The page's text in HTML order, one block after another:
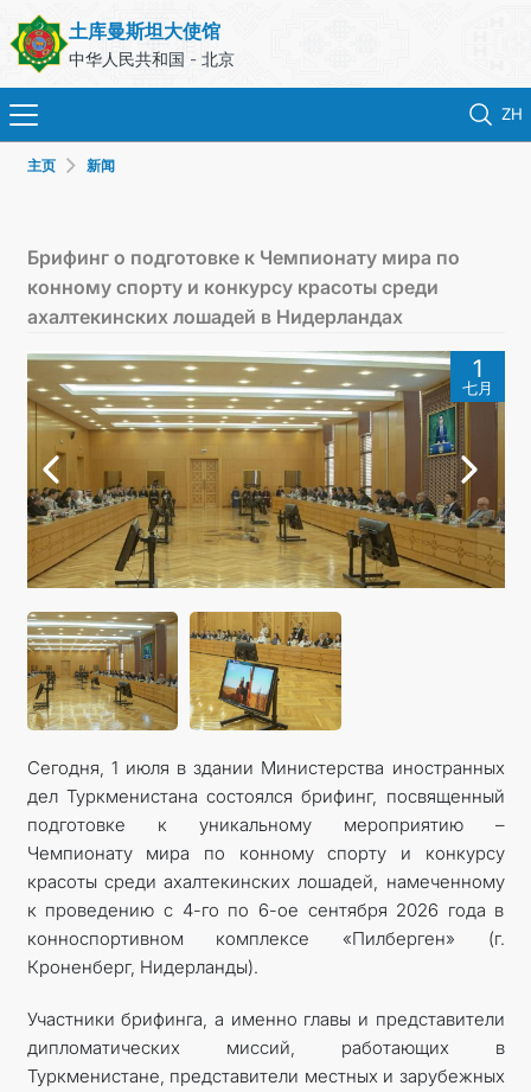
土库曼斯坦大使馆
中华人民共和国 - 北京
ZH
土库曼斯坦
领事服务
外交部
联系我们
主页 新闻
Брифинг о подготовке к Чемпионату мира по
конному спорту и конкурсу красоты среди
ахалтекинских лошадей в Нидерландах
1
七月
Сегодня, 1 июля в здании Министерства иностранных
дел Туркменистана состоялся брифинг, посвященный
подготовке к уникальному мероприятию –
Чемпионату мира по конному спорту и конкурсу
красоты среди ахалтекинских лошадей, намеченному
к проведению с 4-го по 6-ое сентября 2026 года в
конноспортивном комплексе «Пилберген» (г.
Кроненберг, Нидерланды).
Участники брифинга, а именно главы и представители
дипломатических миссий, работающих в
Туркменистане, представители местных и зарубежных